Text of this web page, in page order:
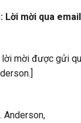
Lời mời qua
lời mời được gửi
Anderson,